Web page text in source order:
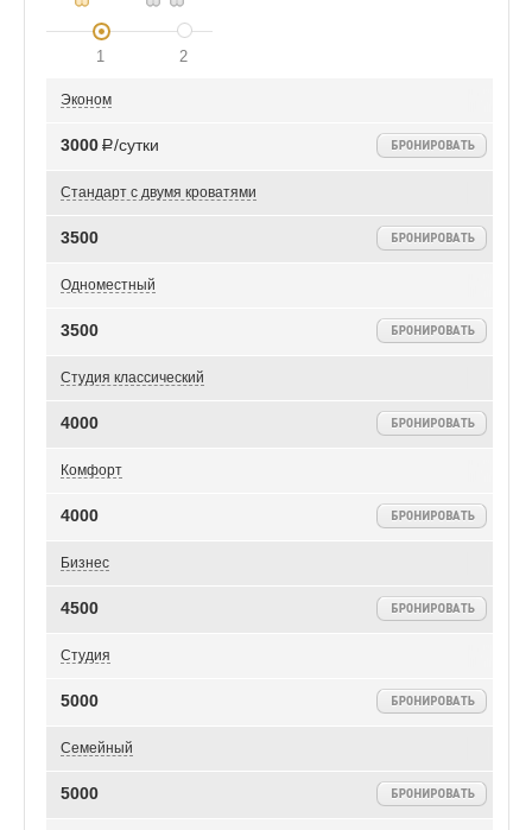
1 2
Эконом
3000 Р/сутки
Стандарт с двумя кроватями
3500
Одноместный
3500
Студия классический
4000
Комфорт
4000
Бизнес
4500
Студия
5000
Семейный
5000